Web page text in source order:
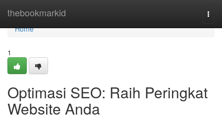
thebookmarkid
Home
Home
1
Optimasi SEO: Raih Peringkat
Website Anda